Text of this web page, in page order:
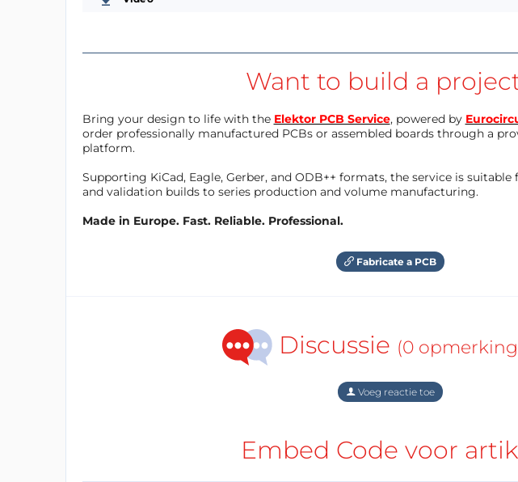
Want to build a
Bring your design to life with the Elektor PCB Service, powered by
order professionally manufactured PCBs or assembled boards through a
platform.
Supporting KiCad, Eagle, Gerber, and ODB++ formats, the service is
and validation builds to series production and volume manufacturing.
Made in Europe. Fast. Reliable. Professional.
Fabricate a PCB
Discussie (0
Voeg reactie toe
Embed Code voor